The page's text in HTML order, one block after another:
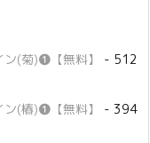
(菊)❶【無料】
- 512
(椿)❶【無料】
- 394